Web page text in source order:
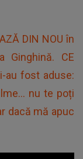
DIN NOU în
Ginghină. CE
i-au fost aduse:
nu te poți
dacă mă apuc